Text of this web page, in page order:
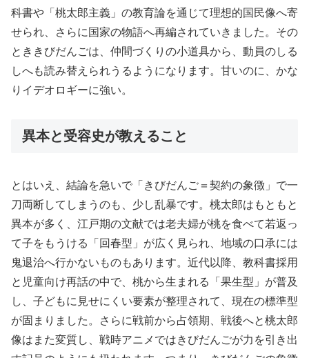
科書や「桃太郎主義」の教育論を通じて理想的国民像へ寄
せられ、さらに国家の物語へ再編されていきました。その
とききびだんごは、仲間づくりの小道具から、動員のしる
しへも読み替えられうるようになります。甘いのに、かな
りイデオロギーに強い。
異本と受容史が教えること
とはいえ、結論を急いで「きびだんご＝契約の象徴」で一
刀両断してしまうのも、少し乱暴です。桃太郎はもともと
異本が多く、江戸期の文献では老夫婦が桃を食べて若返っ
て子をもうける「回春型」が広く見られ、地域の口承には
鬼退治へ行かないものもあります。近代以降、教科書採用
と児童向け再話の中で、桃から生まれる「果生型」が普及
し、子どもに見せにくい要素が整理されて、現在の標準型
が固まりました。さらに戦前から占領期、戦後へと桃太郎
像はまた変質し、戦時アニメではきびだんごが力を引き出